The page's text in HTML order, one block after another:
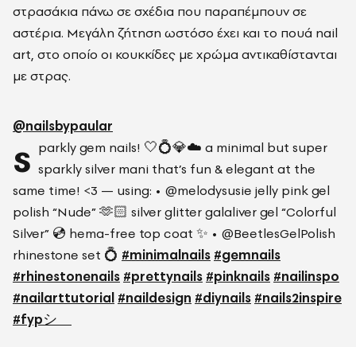
στρασάκια πάνω σε σχέδια που παραπέμπουν σε
αστέρια. Μεγάλη ζήτηση ωστόσο έχει και το πουά nail
art, στο οποίο οι κουκκίδες με χρώμα αντικαθίστανται
με στρας.
@nailsbypaular
s parkly gem nails! 🤍💍💎☁️ a minimal but super
sparkly silver mani that’s fun & elegant at the
same time! <3 — using: • @melodysusie jelly pink gel
polish “Nude” 🫶🏻 silver glitter galaliver gel “Colorful
Silver” 💿 hema-free top coat ✨ • @BeetlesGelPolish
rhinestone set 💍 #minimalnails #gemnails
#rhinestonenails #prettynails #pinknails #nailinspo
#nailarttutorial #naildesign #diynails #nails2inspire
#fypシ゚